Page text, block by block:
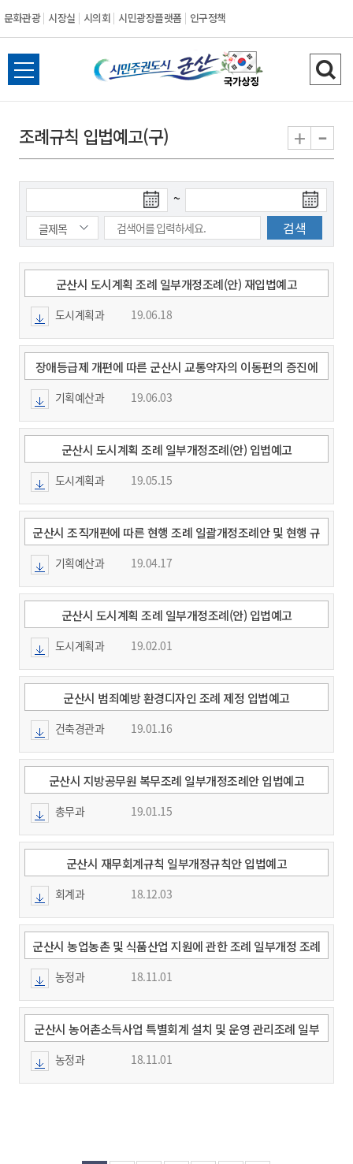
문화관광 시장실 시의회 시민광장플랫폼 인구정책
시
민
주
권
도
시
군
산
전
체
뉴
열
검
색
기
조례규칙 입법예고(구) + -
색
시
일
~
색
종
일
군산시 도시계획 조례 일부개정조례(안) 재입법예고
도시계획과 19.06.18
장애등급제 개편에 따른 군산시 교통약자의 이동편의 증진에
관한 조례 등 일부개정조례안 입법예고
기획예산과 19.06.03
군산시 도시계획 조례 일부개정조례(안) 입법예고
도시계획과 19.05.15
군산시 조직개편에 따른 현행 조례 일괄개정조례안 및 현행 규
칙 일괄개정규칙안 입법예고
기획예산과 19.04.17
군산시 도시계획 조례 일부개정조례(안) 입법예고
도시계획과 19.02.01
군산시 범죄예방 환경디자인 조례 제정 입법예고
건축경관과 19.01.16
군산시 지방공무원 복무조례 일부개정조례안 입법예고
총무과 19.01.15
군산시 재무회계규칙 일부개정규칙안 입법예고
회계과 18.12.03
군산시 농업농촌 및 식품산업 지원에 관한 조례 일부개정 조례
안 입법예고
농정과 18.11.01
군산시 농어촌소득사업 특별회계 설치 및 운영 관리조례 일부
개정 조례안 입법예고
농정과 18.11.01